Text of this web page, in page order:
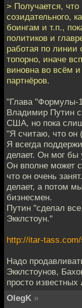
> Получается,
созидательного,
боингам и т.п.,
политиков и
работая по линии
топорно, иначе
виновна во всём
партнёров.
"Глава "Формулы-
Владимир Путин
США, но пока
"Я считаю, что он
Я всегда
делает. Он мог бы
Он вполне может
что он очень
делает, а потом
бизнесмен.
Путин "сделал
Экклстоун."
http://itar-
Надо
Экклстоунов,
просто
OlegK »